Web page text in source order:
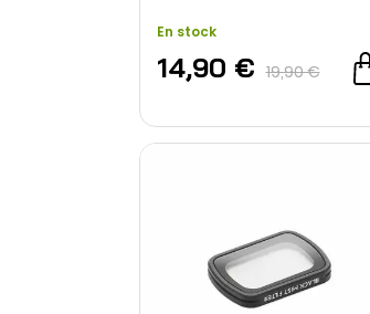
En stock
14,90 € 19,90 €